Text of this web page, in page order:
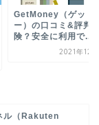
GetMoney（ゲット
ー）の口コミ&評判
険？安全に利用で...
2021年12
ル（Rakuten